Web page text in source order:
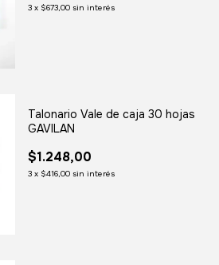
3 x $673,00 sin interés
Talonario Vale de caja 30 hojas
GAVILAN
$1.248,00
3 x $416,00 sin interés